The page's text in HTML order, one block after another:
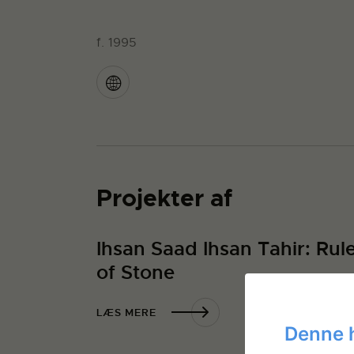
f. 1995
Projekter af
Ihsan Saad Ihsan Tahir:
of Stone
LÆS MERE
Denne